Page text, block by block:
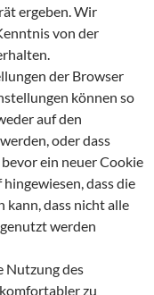
ergeben. Wir
von der
der Browser
können so
auf den
oder dass
ein neuer Cookie
dass die
kann, dass nicht alle
werden
Nutzung des
zu